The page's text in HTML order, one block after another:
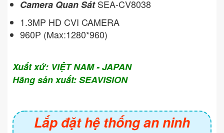
Camera Quan SátSEA-CV8038
1.3MP HD CVI CAMERA
960P (Max:1280*960)
Xuất xứ: VIỆT NAM - JAPAN
Hãng sản xuất: SEAVISION
Lắp đặt hệ thống an ninh